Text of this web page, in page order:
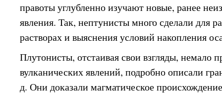
правоты углубленно изучают новые, ранее
явления. Так, нептунисты много сделали для
растворах и выяснения условий накопления
Плутонисты, отстаивая свои взгляды, немало
вулканических явлений, подробно описали
д. Они доказали магматическое